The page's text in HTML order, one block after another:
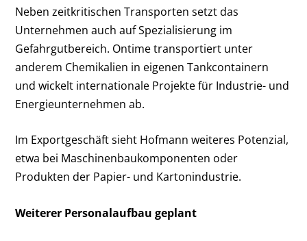
Neben zeitkritischen Transporten setzt das
Unternehmen auch auf Spezialisierung im
Gefahrgutbereich. Ontime transportiert unter
anderem Chemikalien in eigenen Tankcontainern
und wickelt internationale Projekte für Industrie- und
Energieunternehmen ab.
Im Exportgeschäft sieht Hofmann weiteres Potenzial,
etwa bei Maschinenbaukomponenten oder
Produkten der Papier- und Kartonindustrie.
Weiterer Personalaufbau geplant